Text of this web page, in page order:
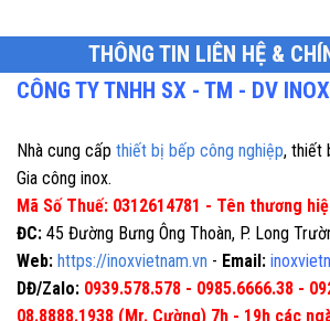
THÔNG TIN LIÊN HỆ &
CÔNG TY TNHH SX - TM - DV
Nhà cung cấp thiết bị bếp công nghiệp, thiết
Gia công inox.
Mã Số Thuế: 0312614781 - Tên thương
ĐC: 45 Đường Bưng Ông Thoàn, P. Long
Web: https://inoxvietnam.vn - Email:
DĐ/Zalo: 0939.578.578 - 0985.6666.38 -
08.8888.1938 (Mr. Cường) 7h - 19h các